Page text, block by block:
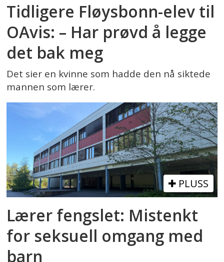
Tidligere Fløysbonn-elev til
OAvis: – Har prøvd å legge
det bak meg
Det sier en kvinne som hadde den nå siktede
mannen som lærer.
PLUSS
Lærer fengslet: Mistenkt
for seksuell omgang med
barn